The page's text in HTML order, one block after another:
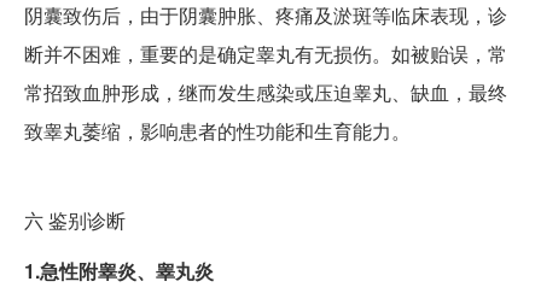
阴囊致伤后，由于阴囊肿胀、疼痛及淤斑等临床表现，诊
断并不困难，重要的是确定睾丸有无损伤。如被贻误，常
常招致血肿形成，继而发生感染或压迫睾丸、缺血，最终
致睾丸萎缩，影响患者的性功能和生育能力。
六鉴别诊断
1.急性附睾炎、睾丸炎